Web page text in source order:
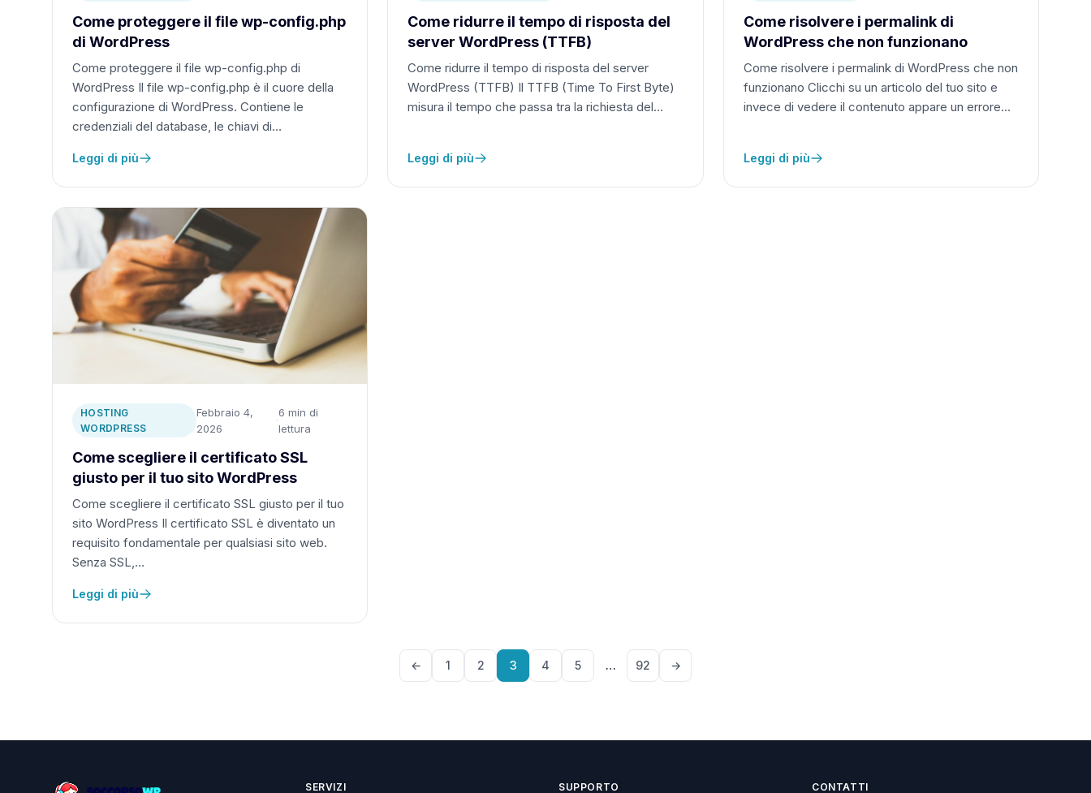
Come proteggere il file wp-config.php
di WordPress
Come proteggere il file wp-config.php di
WordPress Il file wp-config.php è il cuore della
configurazione di WordPress. Contiene le
credenziali del database, le chiavi di…
Leggi di più
Come ridurre il tempo di risposta del
server WordPress (TTFB)
Come ridurre il tempo di risposta del server
WordPress (TTFB) Il TTFB (Time To First Byte)
misura il tempo che passa tra la richiesta del…
Leggi di più
Come risolvere i permalink di
WordPress che non funzionano
Come risolvere i permalink di WordPress che non
funzionano Clicchi su un articolo del tuo sito e
invece di vedere il contenuto appare un errore…
Leggi di più
HOSTING
WORDPRESS
Febbraio 4,
2026
·
6 min di
lettura
Come scegliere il certificato SSL
giusto per il tuo sito WordPress
Come scegliere il certificato SSL giusto per il tuo
sito WordPress Il certificato SSL è diventato un
requisito fondamentale per qualsiasi sito web.
Senza SSL,…
Leggi di più
← 1 2 3 4 5 … 92 →
SERVIZI SUPPORTO CONTATTI